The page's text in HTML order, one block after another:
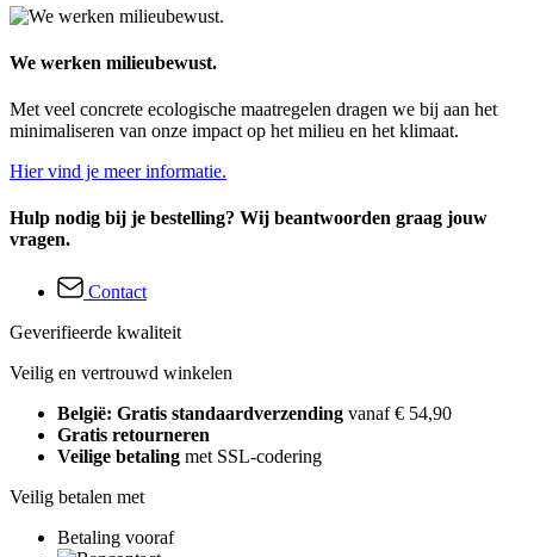
We werken milieubewust.
Met veel concrete ecologische maatregelen dragen we bij aan het
minimaliseren van onze impact op het milieu en het klimaat.
Hier vind je meer informatie.
Hulp nodig bij je bestelling? Wij beantwoorden graag jouw
vragen.
Contact
Geverifieerde kwaliteit
Veilig en vertrouwd winkelen
België: Gratis standaardverzending vanaf € 54,90
Gratis retourneren
Veilige betaling met SSL-codering
Veilig betalen met
Betaling vooraf